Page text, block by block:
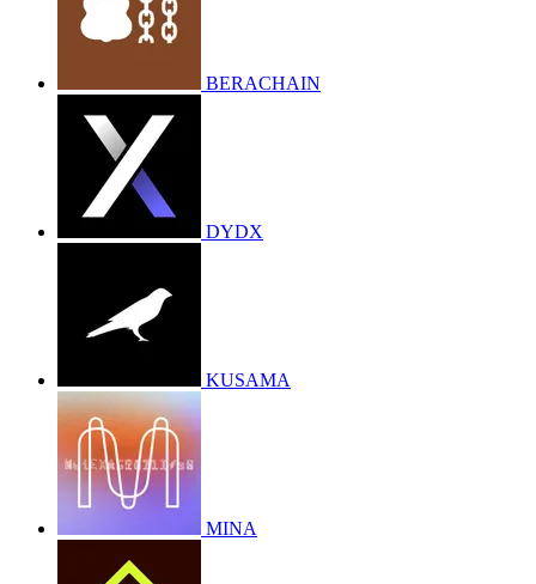
BERACHAIN
DYDX
KUSAMA
MINA